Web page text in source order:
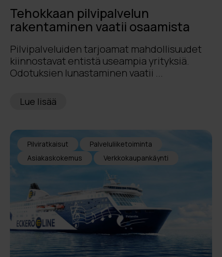
Tehokkaan pilvipalvelun
rakentaminen vaatii osaamista
Pilvipalveluiden tarjoamat mahdollisuudet
kiinnostavat entistä useampia yrityksiä.
Odotuksien lunastaminen vaatii ...
Lue lisää
Pilviratkaisut
Palveluliiketoiminta
Asiakaskokemus
Verkkokaupankäynti